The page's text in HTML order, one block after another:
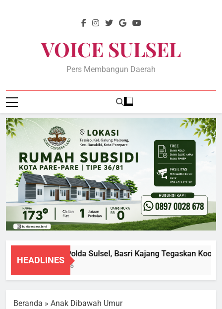
VOICE SULSEL
Pers Membangun Daerah
HEADLINES
Diperiksa Polda Sulsel, Basri Kajang Tegaskan
8 Agustus 2026
Beranda » Anak Dibawah Umur